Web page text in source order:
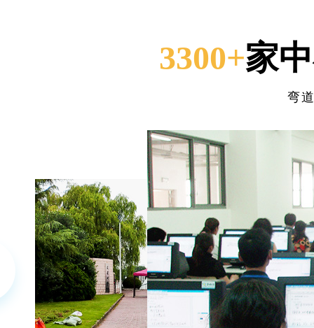
3300+家
弯